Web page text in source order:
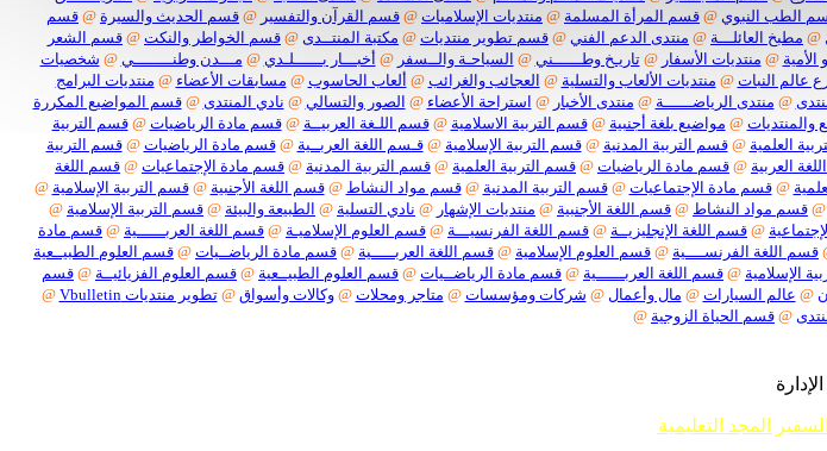
الطب النبوي @ قسم المرأة المسلمة @ منتديات الإسلاميات @ قسم القرآن والتفسير @ قسم الحديث والسيرة @ قسم
@ مطبخ العائلـــة @ منتدى الدعم الفني @ قسم تطوير منتديات @ مكتبة المنتــدى @ قسم الخواطر والنكت @ قسم الشعر
@ منتديات الأسفار @تاريـخ وطــــــني @ السياحـة والــسفر @ أخبـــار بــــــلـدي @ مـــدن وطنــــــــي @ شخصيات
عالم النبات @ منتديات الألعاب والتسلية @ العجائب والغرائب @ ألعاب الحاسوب @ مسابقات الأعضاء @ منتديات البرامج
@ منتدى الرياضــــــة @ منتدى الأخبار @ استراحة الأعضاء @ الصور والتسالي @ نادي المنتدى @قسم المواضيع المكررة
والمنتديات @ مواضيع بلغة أجنبية @قسم التربية الاسلامية @قسم اللـغة العربيــة @قسم مادة الرياضيات @قسم التربية
العلمية @قسم التربية المدنية @قسم التربية الإسلامية @قـسم اللغة العربــية @قسم مادة الرياضيات @قسم التربية
العربية @ قسم مادة الرياضيات @ قسم التربية العلمية @ قسم التربية المدنية @ قسم مادة الإجتماعيات @ قسم اللغة
@قسم مادة الإجتماعيات @قسم التربية المدنية @قسم مواد النشاط @قسم اللغة الأجنبية @قسم التربية الإسلامية @
@ قسم مواد النشاط @ قسم اللغة الأجنبية @ منتديات الإشهار @ نادي التسلية @ الطبيعة والبيئة @ قسم التربية الإسلامية @
@ قسم اللغة الإنجليزيــة @ قسم اللغة الفرنسيـــة @ قسم العلوم الإسلاميـة @ قسم اللغة العربــــــية @ قسم مادة
قسم اللغة الفرنســــية @ قسم العلوم الإسلامية @ قسم اللغة العربـــــية @ قسم مادة الرياضــيات @ قسم العلوم الطبيــعية
الإسلامية @ قسم اللغة العربــــــية @ قسم مادة الرياضــيات @ قسم العلوم الطبيــعية @ قسم العلوم الفزيائيــة @ قسم
@ عالم السيارات @ مال وأعمال @ شركات ومؤسسات @ متاجر ومحلات @وكالات وأسواق @تطوير منتديات Vbulletin
@
@ قسم الحياة الزوجية @
الإدارة
المجد التعليمية